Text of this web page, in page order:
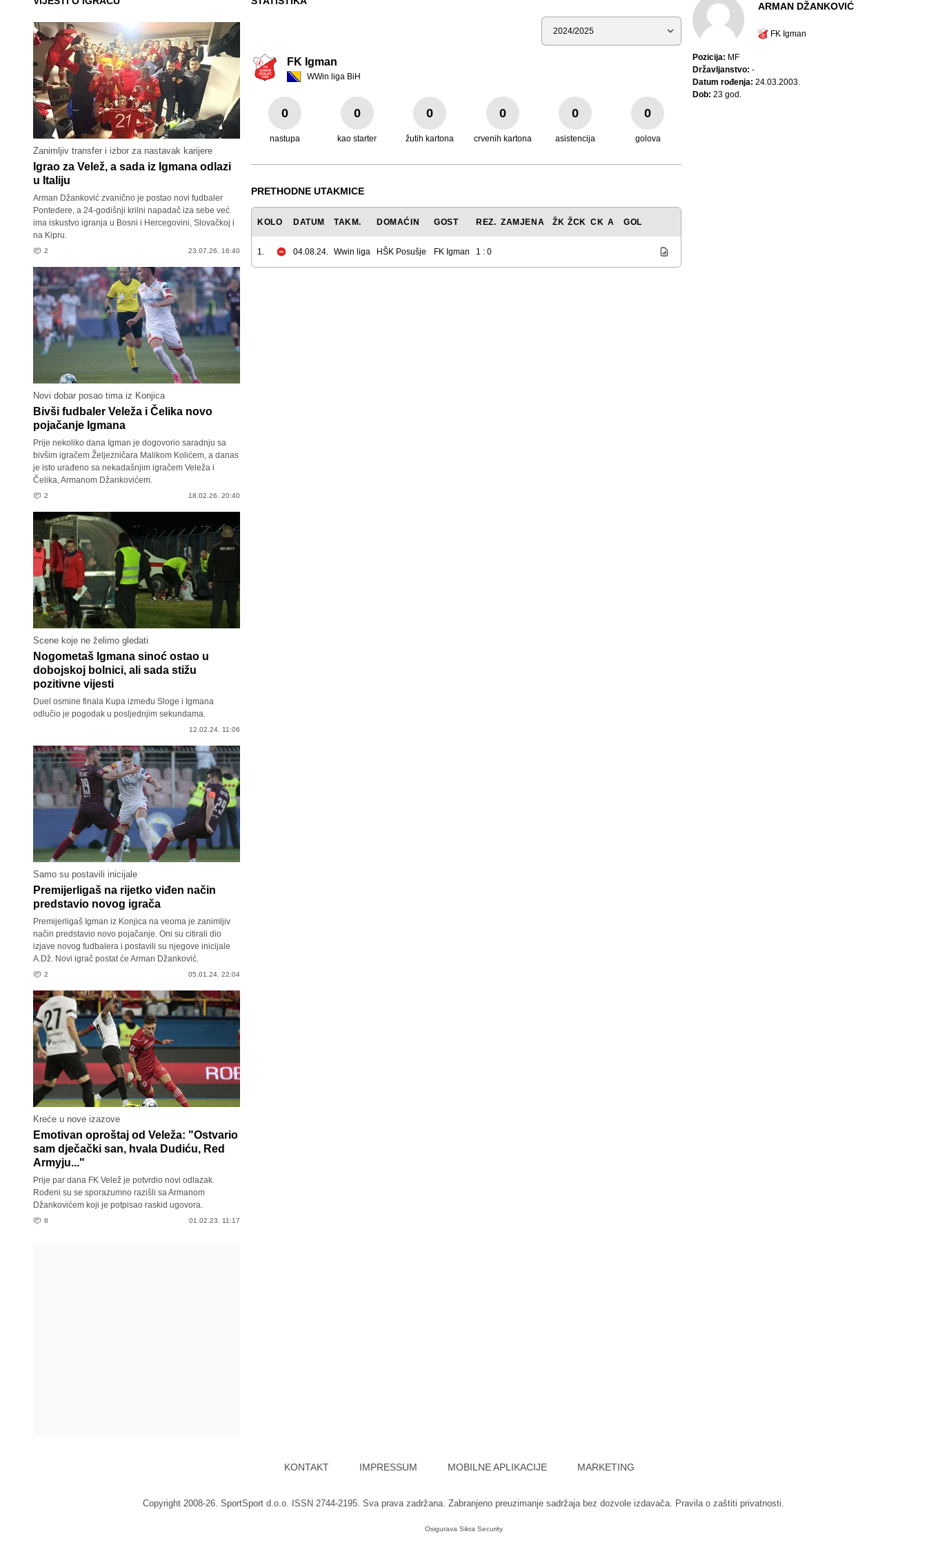
Zanimljiv transfer i izbor za nastavak karijere
Igrao za Velež, a sada iz Igmana odlazi
u Italiju
Arman Džanković zvanično je postao novi fudbaler
Pontedere, a 24-godišnji krilni napadač iza sebe već
ima iskustvo igranja u Bosni i Hercegovini, Slovačkoj i
na Kipru.
2 23.07.26. 16:40
Novi dobar posao tima iz Konjica
Bivši fudbaler Veleža i Čelika novo
pojačanje Igmana
Prije nekoliko dana Igman je dogovorio saradnju sa
bivšim igračem Željezničara Malikom Kolićem, a danas
je isto urađeno sa nekadašnjim igračem Veleža i
Čelika, Armanom Džankovićem.
2 18.02.26. 20:40
Scene koje ne želimo gledati
Nogometaš Igmana sinoć ostao u
dobojskoj bolnici, ali sada stižu
pozitivne vijesti
Duel osmine finala Kupa između Sloge i Igmana
odlučio je pogodak u posljednjim sekundama.
12.02.24. 11:06
Samo su postavili inicijale
Premijerligaš na rijetko viđen način
predstavio novog igrača
Premijerligaš Igman iz Konjica na veoma je zanimljiv
način predstavio novo pojačanje. Oni su citirali dio
izjave novog fudbalera i postavili su njegove inicijale
A.Dž. Novi igrač postat će Arman Džanković.
2 05.01.24. 22:04
Kreće u nove izazove
Emotivan oproštaj od Veleža: "Ostvario
sam dječački san, hvala Dudiću, Red
Armyju..."
Prije par dana FK Velež je potvrdio novi odlazak.
Rođeni su se sporazumno razišli sa Armanom
Džankovićem koji je potpisao raskid ugovora.
8 01.02.23. 11:17
Sezona
FK Igman
WWin liga BiH
0
nastupa
0
kao starter
0
žutih kartona
0
crvenih kartona
0
asistencija
0
golova
PRETHODNE UTAKMICE
KOLO DATUM TAKM. DOMAĆIN GOST REZ. ZAMJENA ŽK ŽCK CK A GOL
1. 04.08.24. Wwin liga HŠK Posušje FK Igman 1 : 0
ARMAN DŽANKOVIĆ
FK Igman
Pozicija: MF
Državljanstvo: -
Datum rođenja: 24.03.2003.
Dob: 23 god.
KONTAKT IMPRESSUM MOBILNE APLIKACIJE MARKETING
Copyright 2008-26. SportSport d.o.o. ISSN 2744-2195. Sva prava zadržana. Zabranjeno preuzimanje sadržaja bez dozvole izdavača. Pravila o zaštiti privatnosti.
Osigurava Sikra Security